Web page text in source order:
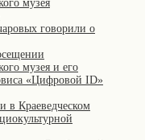
музея
говорили о
музея и его
«Цифровой ID»
в Краеведческом